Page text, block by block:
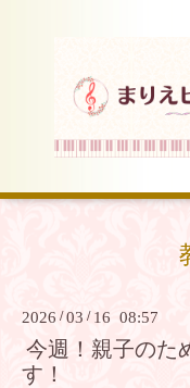
2026 /03 / 16 08:57
今週！親子のた
す！